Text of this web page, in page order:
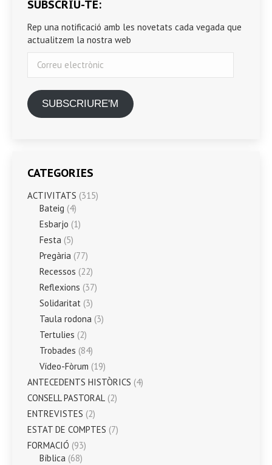
SUBSCRIU-TE:
Rep una notificació amb les novetats cada vegada que
actualitzem la nostra web
electrònic
SUBSCRIURE'M
CATEGORIES
ACTIVITATS (315)
Bateig (4)
Esbarjo (1)
Festa (5)
Pregària (77)
Recessos (22)
Reflexions (37)
Solidaritat (3)
Taula rodona (3)
Tertulies (2)
Trobades (84)
Vídeo-Fòrum (19)
ANTECEDENTS HISTÒRICS (4)
CONSELL PASTORAL (2)
ENTREVISTES (2)
ESTAT DE COMPTES (7)
FORMACIÓ (93)
Bíblica (68)